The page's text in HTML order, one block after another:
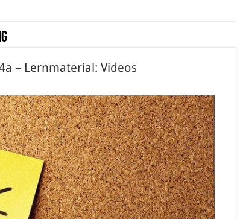
– Lernmaterial: Videos